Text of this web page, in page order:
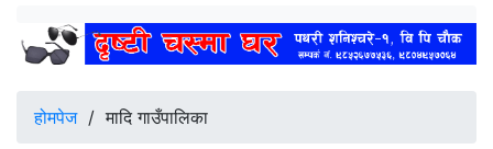
होमपेज/मादि गाउँपालिका